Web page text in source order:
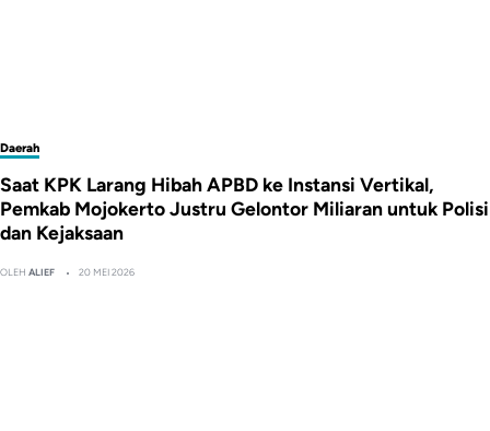
Daerah
Saat KPK Larang Hibah APBD ke Instansi Vertikal,
Pemkab Mojokerto Justru Gelontor Miliaran untuk Polisi
dan Kejaksaan
OLEHALIEF 20 MEI 2026